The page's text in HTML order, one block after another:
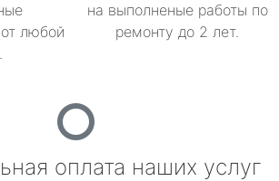
любой
на выполненые работы по
ремонту до 2 лет.
оплата наших услуг